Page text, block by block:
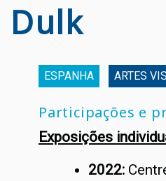
Dulk
ESPANHA ARTES
Participações e
Exposições
2022: